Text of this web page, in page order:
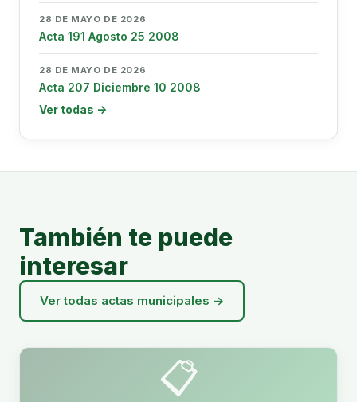
28 DE MAYO DE 2026
Acta 191 Agosto 25 2008
28 DE MAYO DE 2026
Acta 207 Diciembre 10 2008
Ver todas →
También te puede
interesar
Ver todas actas municipales →
📋